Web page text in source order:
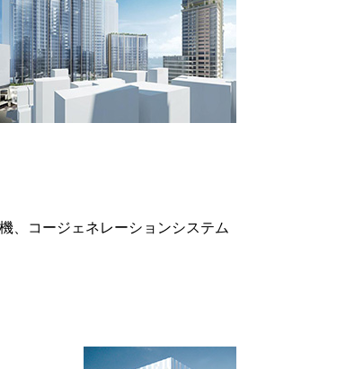
、コージェネレーションシステム